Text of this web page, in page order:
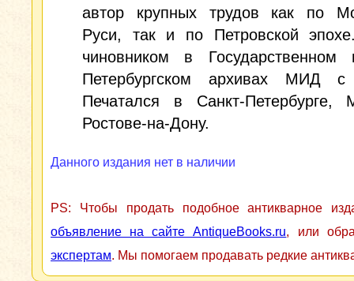
автор крупных трудов как по
Руси, так и по Петровской
чиновником в Государственном
Петербургском архивах МИД
Печатался в Санкт-Петербурге,
Ростове-на-Дону.
Данного издания нет в наличии
PS: Чтобы продать подобное антикварное
объявление на сайте AntiqueBooks.ru, или
экспертам. Мы помогаем продавать редкие